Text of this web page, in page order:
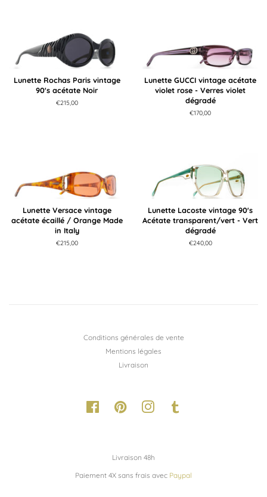
Lunette Rochas Paris vintage
90's acétate Noir
Prix
€215,00
Lunette GUCCI vintage acétate
violet rose - Verres violet
dégradé
Prix
€170,00
Lunette Versace vintage
acétate écaillé / Orange Made
in Italy
Prix
€215,00
Lunette Lacoste vintage 90's
Acétate transparent/vert - Vert
dégradé
Prix
€240,00
Conditions générales de vente
Mentions légales
Livraison
FacebookPinterestInstagram
Livraison 48h
Paiement 4X sans frais avec Paypal